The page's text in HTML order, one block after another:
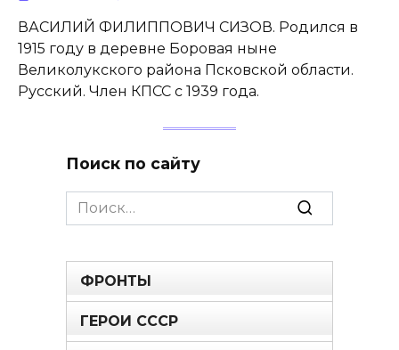
ВАСИЛИЙ ФИЛИППОВИЧ СИЗОВ. Родился в
1915 году в деревне Боровая ныне
Великолукского района Псковской области.
Русский. Член КПСС с 1939 года.
Поиск по сайту
Search
for:
ФРОНТЫ
ГЕРОИ СССР